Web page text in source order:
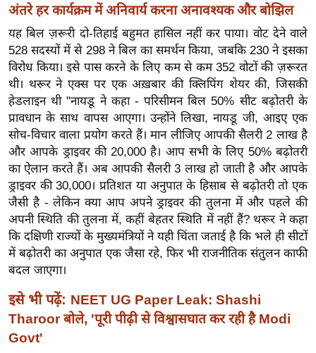
ख्सि
य
त
यं
ग
इं
डि
या
सा
हि
त्य
ज
ग
त
टो
व
र्ल्ड
अंतरे हर कार्यक्रम में अनिवार्य करना अनावश्यक और बोझिल
यह बिल ज़रूरी दो-तिहाई बहुमत हासिल नहीं कर पाया। वोट देने वाले
528 सदस्यों में से 298 ने बिल का समर्थन किया, जबकि 230 ने इसका
विरोध किया। इसे पास करने के लिए कम से कम 352 वोटों की ज़रूरत
थी। थरूर ने एक्स पर एक अख़बार की क्लिपिंग शेयर की, जिसकी
हेडलाइन थी "नायडू ने कहा - परिसीमन बिल 50% सीट बढ़ोतरी के
प्रावधान के साथ वापस आएगा। उन्होंने लिखा, नायडू जी, आइए एक
सोच-विचार वाला प्रयोग करते हैं। मान लीजिए आपकी सैलरी 2 लाख है
और आपके ड्राइवर की 20,000 है। आप सभी के लिए 50% बढ़ोतरी
का ऐलान करते हैं। अब आपकी सैलरी 3 लाख हो जाती है और आपके
ड्राइवर की 30,000। प्रतिशत या अनुपात के हिसाब से बढ़ोतरी तो एक
जैसी है - लेकिन क्या आप अपने ड्राइवर की तुलना में और पहले की
अपनी स्थिति की तुलना में, कहीं बेहतर स्थिति में नहीं हैं? थरूर ने कहा
कि दक्षिणी राज्यों के मुख्यमंत्रियों ने यही चिंता जताई है कि भले ही सीटों
में बढ़ोतरी का अनुपात एक जैसा रहे, फिर भी राजनीतिक संतुलन काफी
बदल जाएगा।
इसे भी पढ़ें: NEET UG Paper Leak: Shashi
Tharoor बोले, 'पूरी पीढ़ी से विश्वासघात कर रही है Modi
Govt'